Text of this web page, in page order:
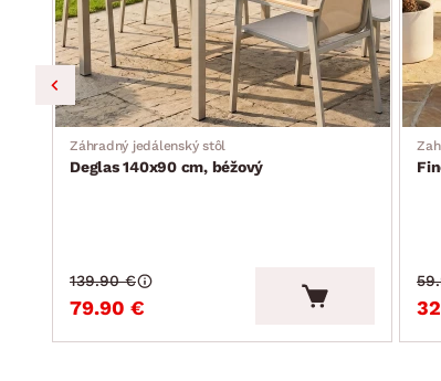
Záhradný jedálenský stôl
Deglas 140x90 cm, béžový
79.90 €
139.90 €